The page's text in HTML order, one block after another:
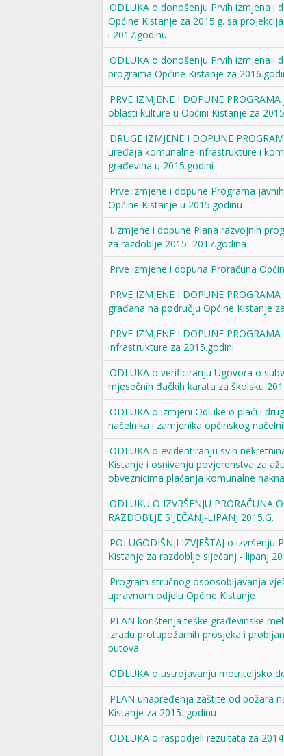
ODLUKA o donošenju Prvih izmjena i
Općine Kistanje za 2015.g. sa
i 2017.godinu
ODLUKA o donošenju Prvih izmjena i
programa Općine Kistanje za
PRVE IZMJENE I DOPUNE
oblasti kulture u Općini Kistanje za
DRUGE IZMJENE I DOPUNE
uređaja komunalne infrastrukture i
građevina u 2015.godini
Prve izmjene i dopune Programa
Općine Kistanje u 2015.godinu
I.Izmjene i dopune Plana razvojnih
za razdoblje 2015.-2017.godina
Prve izmjene i dopuna Proračuna
PRVE IZMJENE I DOPUNE
građana na području Općine Kistanje
PRVE IZMJENE I DOPUNE
infrastrukture za 2015.godini
ODLUKA o verificiranju Ugovora o
mjesečnih đačkih karata za školsku
ODLUKA o izmjeni Odluke o plaći i
načelnika i zamjenika općinskog
ODLUKA o evidentiranju svih
Kistanje i osnivanju povjerenstva za
obveznicima plaćanja komunalne
ODLUKU O IZVRŠENJU PRORAČUNA
RAZDOBLJE SIJEČANJ-LIPANJ 2015.G.
POLUGODIŠNJI IZVJEŠTAJ o izvršenju
Kistanje za razdoblje siječanj - lipanj
Program stručnog osposobljavanja
upravnom odjelu Općine Kistanje
PLAN korištenja teške građevinske
izradu protupožarnih prosjeka i
putova
ODLUKA o ustrojavanju motriteljsko
PLAN unapređenja zaštite od požara
Kistanje za 2015. godinu
ODLUKA o raspodjeli rezultata za